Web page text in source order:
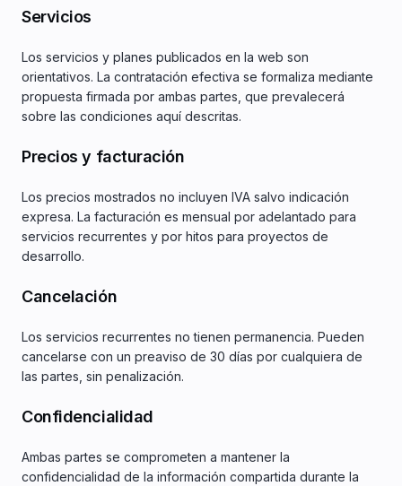
Servicios
Los servicios y planes publicados en la web son
orientativos. La contratación efectiva se formaliza mediante
propuesta firmada por ambas partes, que prevalecerá
sobre las condiciones aquí descritas.
Precios y facturación
Los precios mostrados no incluyen IVA salvo indicación
expresa. La facturación es mensual por adelantado para
servicios recurrentes y por hitos para proyectos de
desarrollo.
Cancelación
Los servicios recurrentes no tienen permanencia. Pueden
cancelarse con un preaviso de 30 días por cualquiera de
las partes, sin penalización.
Confidencialidad
Ambas partes se comprometen a mantener la
confidencialidad de la información compartida durante la